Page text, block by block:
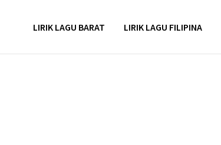
LIRIK LAGU BARAT LIRIK LAGU FILIPINA